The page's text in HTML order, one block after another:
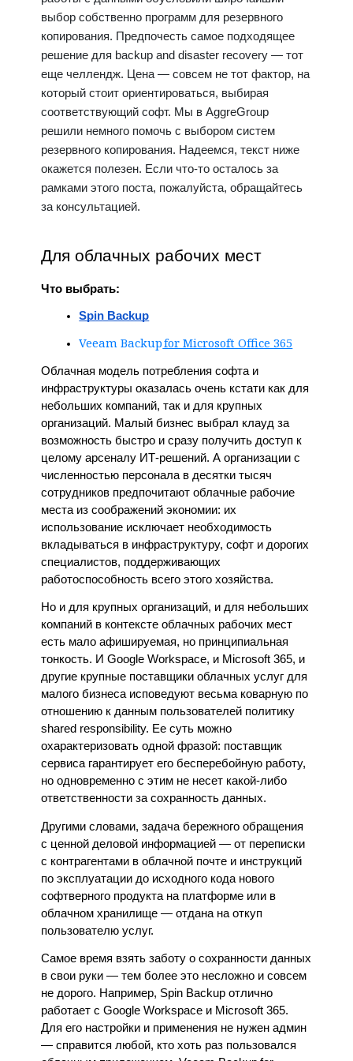
выбор собственно программ для резервного
копирования. Предпочесть самое подходящее
решение для backup and disaster recovery — тот
еще челлендж. Цена — совсем не тот фактор, на
который стоит ориентироваться, выбирая
соответствующий софт. Мы в AggreGroup
решили немного помочь с выбором систем
резервного копирования. Надеемся, текст ниже
окажется полезен. Если что-то осталось за
рамками этого поста, пожалуйста, обращайтесь
за консультацией.
Для облачных рабочих мест
Что выбрать:
Spin Backup
Veeam Backup for Microsoft Office 365
Облачная модель потребления софта и
инфраструктуры оказалась очень кстати как для
небольших компаний, так и для крупных
организаций. Малый бизнес выбрал клауд за
возможность быстро и сразу получить доступ к
целому арсеналу ИТ-решений. А организации с
численностью персонала в десятки тысяч
сотрудников предпочитают облачные рабочие
места из соображений экономии: их
использование исключает необходимость
вкладываться в инфраструктуру, софт и дорогих
специалистов, поддерживающих
работоспособность всего этого хозяйства.
Но и для крупных организаций, и для небольших
компаний в контексте облачных рабочих мест
есть мало афишируемая, но принципиальная
тонкость. И Google Workspace, и Microsoft 365, и
другие крупные поставщики облачных услуг для
малого бизнеса исповедуют весьма коварную по
отношению к данным пользователей политику
shared responsibility. Ее суть можно
охарактеризовать одной фразой: поставщик
сервиса гарантирует его бесперебойную работу,
но одновременно с этим не несет какой-либо
ответственности за сохранность данных.
Другими словами, задача бережного обращения
с ценной деловой информацией — от переписки
с контрагентами в облачной почте и инструкций
по эксплуатации до исходного кода нового
софтверного продукта на платформе или в
облачном хранилище — отдана на откуп
пользователю услуг.
Самое время взять заботу о сохранности данных
в свои руки — тем более это несложно и совсем
не дорого. Например, Spin Backup отлично
работает с Google Workspace и Microsoft 365.
Для его настройки и применения не нужен админ
— справится любой, кто хоть раз пользовался